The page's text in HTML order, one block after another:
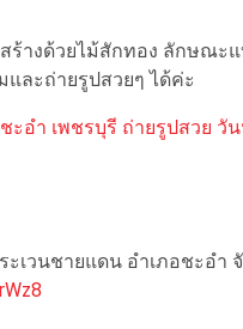
งด้วยไม้สักทอง ลักษณะแ
และถ่ายรูปสวยๆ ได้ค่ะ
อำ เพชรบุรี ถ่ายรูปสวย วั
เวนชายแดน อำเภอชะอำ